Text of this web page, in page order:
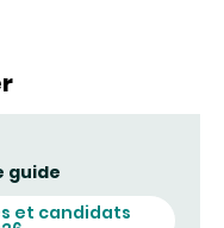
guide
et candidats